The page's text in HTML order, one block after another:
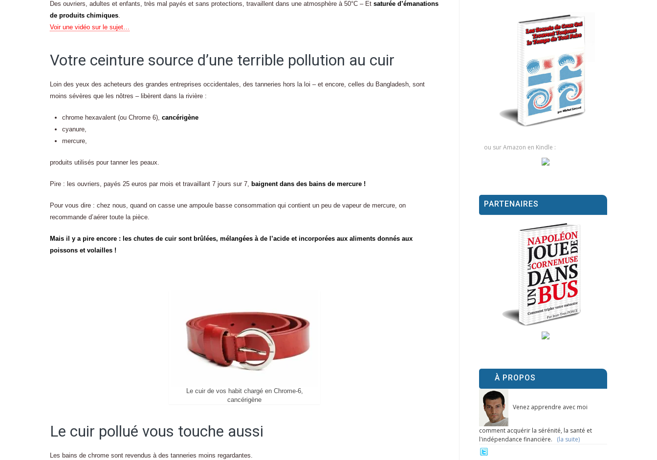
Des ouvriers, adultes et enfants, très mal payés et sans protections, travaillent dans une atmosphère à 50°C – Et saturée d’émanations
de produits chimiques.
Voir une vidéo sur le sujet…
Votre ceinture source d’une terrible pollution au cuir
Loin des yeux des acheteurs des grandes entreprises occidentales, des tanneries hors la loi – et encore, celles du Bangladesh, sont
moins sévères que les nôtres – libèrent dans la rivière :
chrome hexavalent (ou Chrome 6), cancérigène
cyanure,
mercure,
produits utilisés pour tanner les peaux.
Pire : les ouvriers, payés 25 euros par mois et travaillant 7 jours sur 7, baignent dans des bains de mercure !
Pour vous dire : chez nous, quand on casse une ampoule basse consommation qui contient un peu de vapeur de mercure, on
recommande d’aérer toute la pièce.
Mais il y a pire encore : les chutes de cuir sont brûlées, mélangées à de l’acide et incorporées aux aliments donnés aux
poissons et volailles !
Le cuir de vos habit chargé en Chrome-6,
cancérigène
Le cuir pollué vous touche aussi
Les bains de chrome sont revendus à des tanneries moins regardantes.
ou sur Amazon en Kindle :
PARTENAIRES
À PROPOS
Venez apprendre avec moi
comment acquérir la sérénité, la santé et
l'indépendance financière. (la suite)